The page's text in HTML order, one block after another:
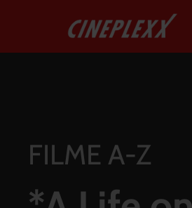
FILME A-Z